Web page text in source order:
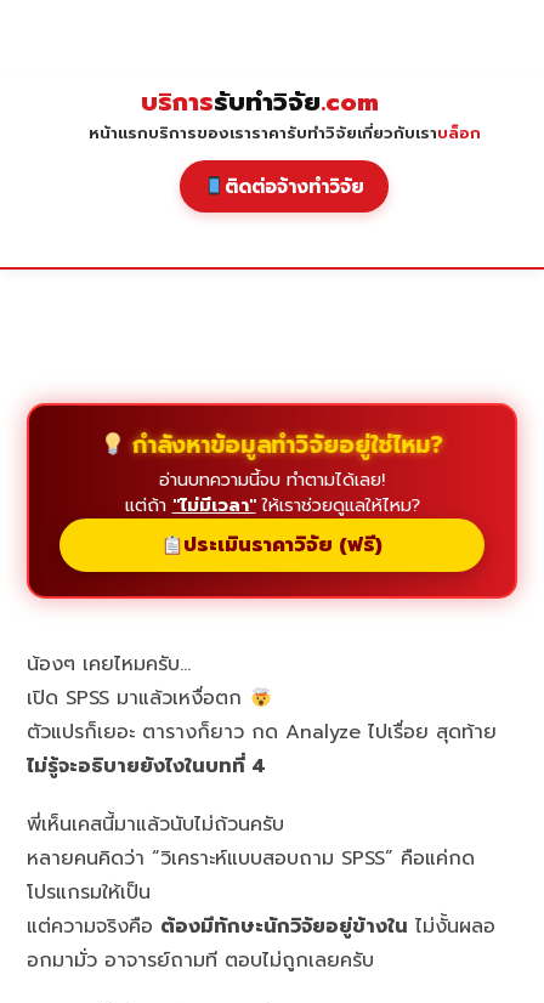
บริการรับทำวิจัย.com
หน้าแรกบริการของเราราคารับทำวิจัยเกี่ยวกับเราบล็อก
ติดต่อจ้างทำวิจัย
กำลังหาข้อมูลทำวิจัยอยู่ใช่ไหม?
อ่านบทความนี้จบ ทำตามได้เลย!
แต่ถ้า "ไม่มีเวลา"ให้เราช่วยดูแลให้ไหม?
ประเมินราคาวิจัย (ฟรี)
น้องๆ เคยไหมครับ…
เปิด SPSS มาแล้วเหงื่อตก
ตัวแปรก็เยอะ ตารางก็ยาว กด Analyze ไปเรื่อย สุดท้าย
ไม่รู้จะอธิบายยังไงในบทที่ 4
พี่เห็นเคสนี้มาแล้วนับไม่ถ้วนครับ
หลายคนคิดว่า “วิเคราะห์แบบสอบถาม SPSS” คือแค่กด
โปรแกรมให้เป็น
แต่ความจริงคือ ต้องมีทักษะนักวิจัยอยู่ข้างใน ไม่งั้นผลอ
อกมามั่ว อาจารย์ถามที ตอบไม่ถูกเลยครับ